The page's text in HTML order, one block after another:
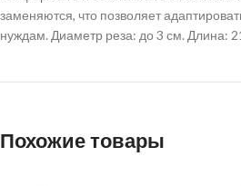
заменяются, что позволяет
нуждам. Диаметр реза: до 3 см. Длина:
Похожие товары